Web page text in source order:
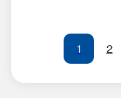
1 2